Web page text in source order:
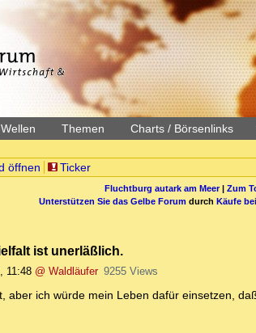
Themen Charts / Börsenlinks
öffnen Ticker
Fluchtburg autark am Meer| Zum
Unterstützen Sie das Gelbe Forum durch Käufe
ist unerläßlich.
11:48 @ Waldläufer 9255 Views
aber ich würde mein Leben dafür einsetzen,